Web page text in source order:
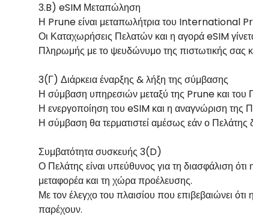
3.B) eSIM Μεταπώληση
Η Prune είναι μεταπωλήτρια του International
Οι Καταχωρήσεις Πελατών και η αγορά eSIM
Πληρωμής με το ψευδώνυμο της πιστωτικής σας
3(Γ) Διάρκεια έναρξης & λήξη της σύμβασης
Η σύμβαση υπηρεσιών μεταξύ της Prune και του
Η ενεργοποίηση του eSIM και η αναγνώριση της
Η σύμβαση θα τερματιστεί αμέσως εάν ο Πελάτης
Συμβατότητα συσκευής 3(D)
Ο Πελάτης είναι υπεύθυνος για τη διασφάλιση
μεταφορέα και τη χώρα προέλευσης.
Με τον έλεγχο του πλαισίου που επιβεβαιώνει
παρέχουν.